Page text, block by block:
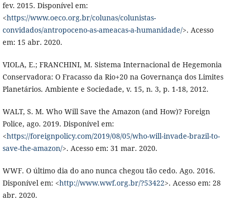
fev. 2015. Disponível em:
<https://www.oeco.org.br/colunas/colunistas-
convidados/antropoceno-as-ameacas-a-humanidade/>. Acesso
em: 15 abr. 2020.
VIOLA, E.; FRANCHINI, M. Sistema Internacional de Hegemonia
Conservadora: O Fracasso da Rio+20 na Governança dos Limites
Planetários. Ambiente e Sociedade, v. 15, n. 3, p. 1-18, 2012.
WALT, S. M. Who Will Save the Amazon (and How)? Foreign
Police, ago. 2019. Disponível em:
<https://foreignpolicy.com/2019/08/05/who-will-invade-brazil-to-
save-the-amazon/>. Acesso em: 31 mar. 2020.
WWF. O último dia do ano nunca chegou tão cedo. Ago. 2016.
Disponível em: <http://www.wwf.org.br/?53422>. Acesso em: 28
abr. 2020.